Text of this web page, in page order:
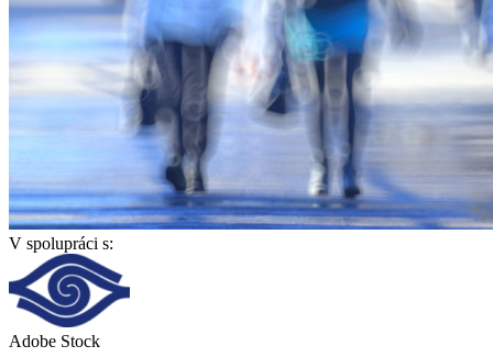
V spolupráci s:
Adobe Stock